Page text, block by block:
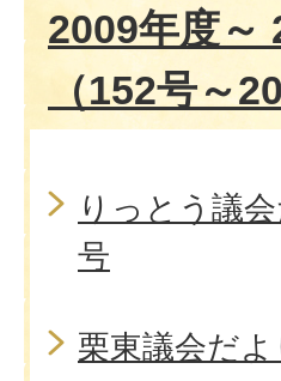
2009年度～
（152号～
りっとう議
号
栗東議会だ